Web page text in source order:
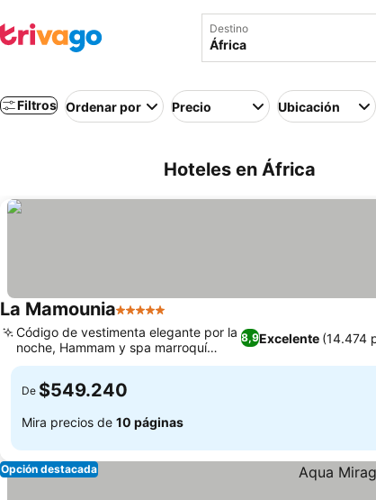
Destino
Filtros Ordenar por Precio Ubicación
Hoteles en África
La Mamounia5 Estrellas
8,9Excelente (14.474
Código de vestimenta elegante por la
noche, Hammam y spa marroquí
tradicional
De $549.240
Mira precios de 10 páginas
Opción destacada